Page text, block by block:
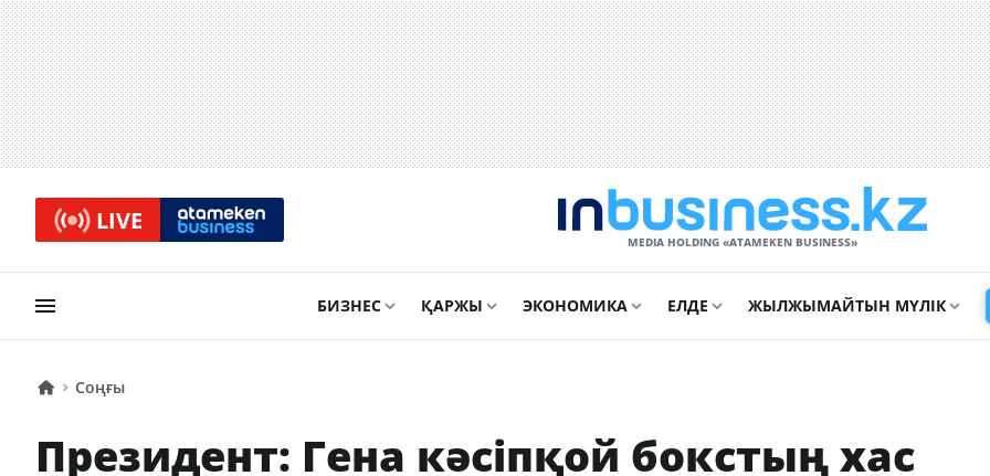
LIVE
MEDIA HOLDING «ATAMEKЕN BUSINESS»
БИЗНЕС ҚАРЖЫ ЭКОНОМИКА ЕЛДЕ ЖЫЛЖЫМАЙТЫН МҮЛІК
Соңғы
Президент: Гена кәсіпқой бокстың хас